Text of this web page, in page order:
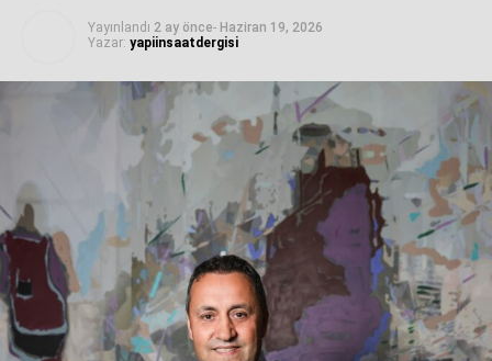
Yayınlandı 2 ay önce- Haziran 19, 2026
Yazar: yapiinsaatdergisi